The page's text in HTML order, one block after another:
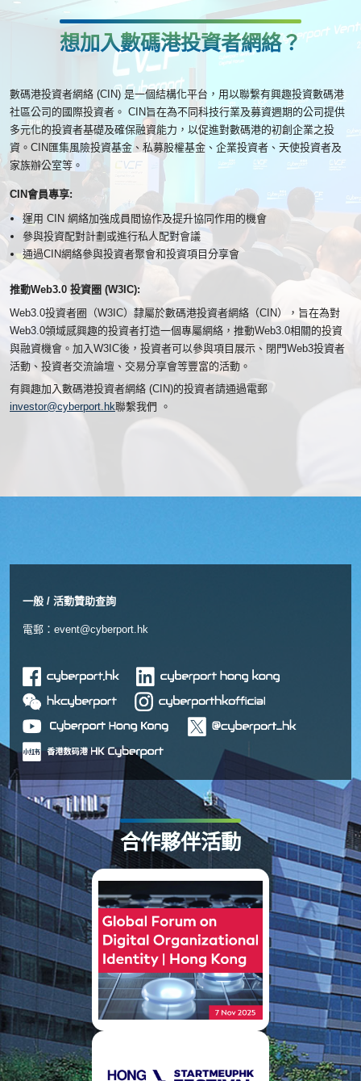
想加入數碼港投資者網絡？
數碼港投資者網絡 (CIN) 是一個結構化平台，用以聯繋有興趣投資數碼港
社區公司的國際投資者。 CIN旨在為不同科技行業及募資週期的公司提供
多元化的投資者基礎及確保融資能力，以促進對數碼港的初創企業之投
資。CIN匯集風險投資基金、私募股權基金、企業投資者、天使投資者及
家族辦公室等。
CIN會員專享:
運用 CIN 網絡加強成員間協作及提升協同作用的機會
參與投資配對計劃或進行私人配對會議
通過CIN網絡參與投資者聚會和投資項目分享會
推動Web3.0 投資圈 (W3IC):
Web3.0投資者圈（W3IC）隸屬於數碼港投資者網絡（CIN），旨在為對
Web3.0領域感興趣的投資者打造一個專屬網絡，推動Web3.0相關的投資
與融資機會。加入W3IC後，投資者可以參與項目展示、閉門Web3投資者
活動、投資者交流論壇、交易分享會等豐富的活動。
有興趣加入數碼港投資者網絡 (CIN)的投資者請通過電郵
investor@cyberport.hk聯繫我們 。
一般 / 活動贊助查詢
電郵： event@cyberport.hk
合作夥伴活動